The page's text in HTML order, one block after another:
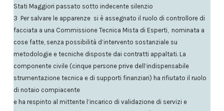
Stati Maggiori passato sotto indecente silenzio
3 Per salvare le apparenze si è assegnato il ruolo di controllore di
facciata a una Commissione Tecnica Mista di Esperti, nominata a
cose fatte, senza possibilità d’intervento sostanziale su
metodologie e tecniche disposte dai contratti appaltati. La
componente civile (cinque persone prive dell’indispensabile
strumentazione tecnica e di supporti finanziari) ha rifiutato il ruolo
di notaio compiacente
e ha respinto al mittente l’incarico di validazione di servizi e